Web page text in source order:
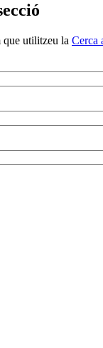
que utilitzeu la Cerca